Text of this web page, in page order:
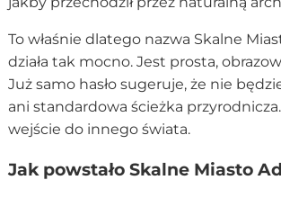
To właśnie dlatego nazwa Skalne
działa tak mocno. Jest prosta,
Już samo hasło sugeruje, że nie
ani standardowa ścieżka
wejście do innego świata.
Jak powstało Skalne Miasto